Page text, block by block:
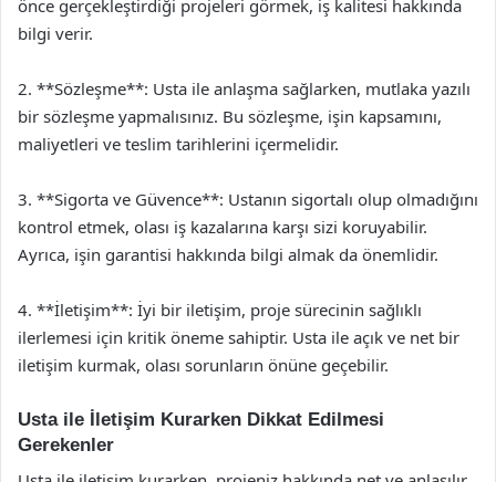
önce gerçekleştirdiği projeleri görmek, iş kalitesi hakkında
bilgi verir.
2. **Sözleşme**: Usta ile anlaşma sağlarken, mutlaka yazılı
bir sözleşme yapmalısınız. Bu sözleşme, işin kapsamını,
maliyetleri ve teslim tarihlerini içermelidir.
3. **Sigorta ve Güvence**: Ustanın sigortalı olup olmadığını
kontrol etmek, olası iş kazalarına karşı sizi koruyabilir.
Ayrıca, işin garantisi hakkında bilgi almak da önemlidir.
4. **İletişim**: İyi bir iletişim, proje sürecinin sağlıklı
ilerlemesi için kritik öneme sahiptir. Usta ile açık ve net bir
iletişim kurmak, olası sorunların önüne geçebilir.
Usta ile İletişim Kurarken Dikkat Edilmesi
Gerekenler